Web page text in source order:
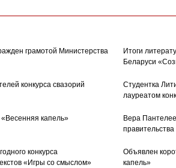
грамотой Министерства
Итоги
Беларуси
конкурса свазорий
Студентка
лауреатом
капель»
Вера
конкурса
«Игры со смыслом»
Объявлен
капель»